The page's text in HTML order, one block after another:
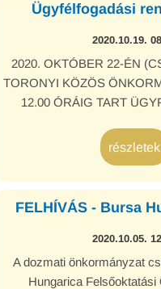
Ügyfélfogadási
2020.10.19.
2020. OKTÓBER 22-ÉN
TORONYI KÖZÖS
12.00 ÓRÁIG TART
részletek
FELHÍVÁS - Bursa
2020.10.05.
A dozmati önkormányzat
Hungarica